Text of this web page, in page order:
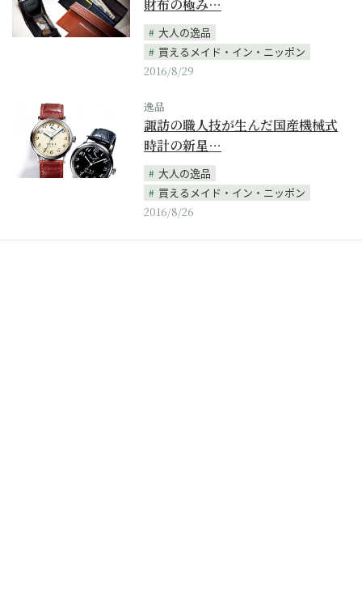
財布の極み…
大人の逸品
買えるメイド・イン・ニッポン
2016/8/29
逸品
諏訪の職人技が生んだ国産機械式
時計の新星…
大人の逸品
買えるメイド・イン・ニッポン
2016/8/26